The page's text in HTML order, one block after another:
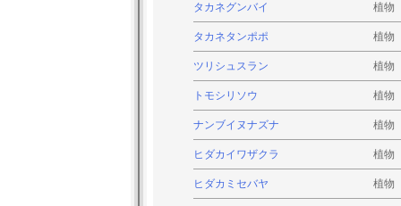
タカネグンバイ 植物
タカネタンポポ 植物
ツリシュスラン 植物
トモシリソウ 植物
ナンブイヌナズナ 植物
ヒダカイワザクラ 植物
ヒダカミセバヤ 植物